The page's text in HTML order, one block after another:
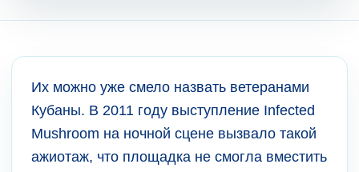
Их можно уже смело назвать ветеранами
Кубаны. В 2011 году выступление Infected
Mushroom на ночной сцене вызвало такой
ажиотаж, что площадка не смогла вместить